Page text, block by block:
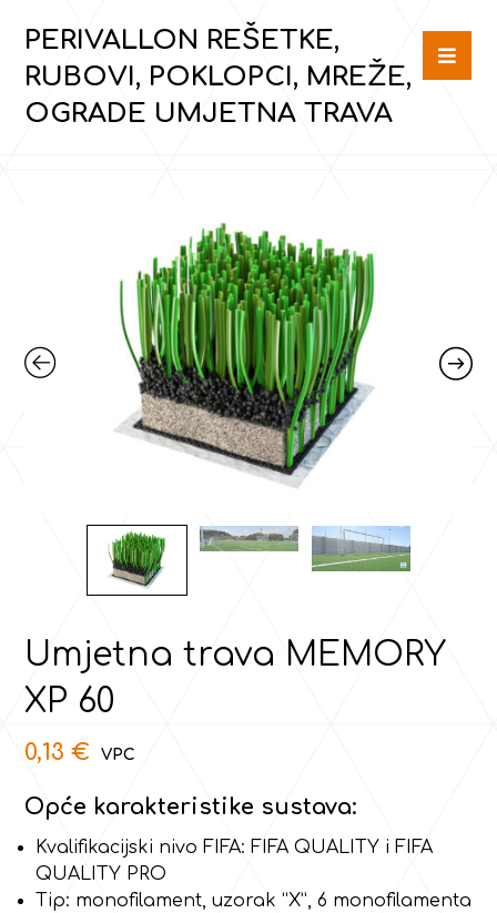
PERIVALLON REŠETKE,
RUBOVI, POKLOPCI, MREŽE,
OGRADE UMJETNA TRAVA
Umjetna trava MEMORY
XP 60
0,13€
Opće karakteristike sustava:
Kvalifikacijski nivo FIFA: FIFA QUALITY i FIFA
QUALITY PRO
Tip: monofilament, uzorak “X”, 6 monofilamenta